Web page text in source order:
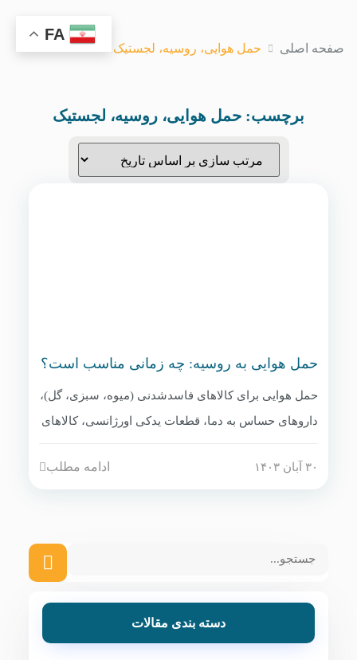
صفحه اصلی حمل هوایی، روسیه، لجستیک
برچسب: حمل هوایی، روسیه، لجستیک
دسته بندی مقالات
حمل هوایی به روسیه: چه زمانی مناسب است؟
حمل هوایی برای کالاهای فاسدشدنی (میوه، سبزی، گل)،
داروهای حساس به دما، قطعات یدکی اورژانسی، کالاهای
برابر دریایی. فرودگاه‌های اصلی: مسکو (SVO, DME)،
۳۰ آبان ۱۴۰۳ ادامه مطلب
FA